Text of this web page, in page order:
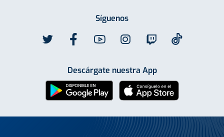
Síguenos
Descárgate nuestra App